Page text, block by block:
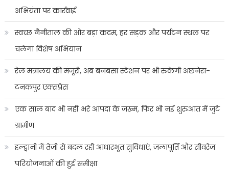
अभियंता पर कार्रवाई
स्वच्छ नैनीताल की ओर बड़ा कदम, हर सड़क और पर्यटन स्थल पर
चलेगा विशेष अभियान
रेल मंत्रालय की मंजूरी, अब बनबसा स्टेशन पर भी रुकेगी अछनेरा-
टनकपुर एक्सप्रेस
एक साल बाद भी नहीं भरे आपदा के जख्म, फिर भी नई शुरुआत में जुटे
ग्रामीण
हल्द्वानी में तेजी से बदल रही आधारभूत सुविधाएं, जलापूर्ति और सीवरेज
परियोजनाओं की हुई समीक्षा